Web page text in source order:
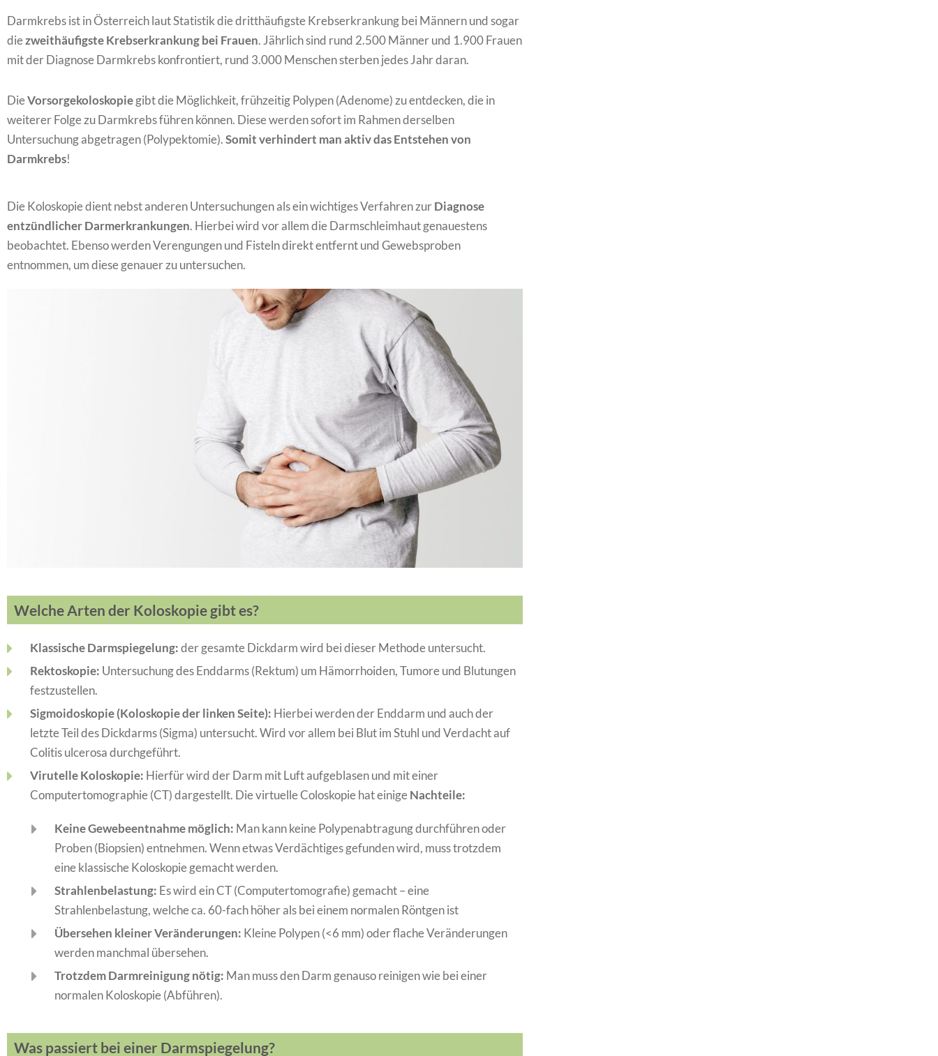
Darmkrebs ist in Österreich laut Statistik die dritthäufigste Krebserkrankung bei Männern und sogar
diezweithäufigste Krebserkrankung bei Frauen. Jährlich sind rund 2.500 Männer und 1.900 Frauen
mit der Diagnose Darmkrebs konfrontiert, rund 3.000 Menschen sterben jedes Jahr daran.
DieVorsorgekoloskopiegibt die Möglichkeit, frühzeitig Polypen (Adenome) zu entdecken, die in
weiterer Folge zu Darmkrebs führen können. Diese werden sofort im Rahmen derselben
Untersuchung abgetragen (Polypektomie).Somit verhindert man aktiv das Entstehen von
Darmkrebs!
Die Koloskopie dient nebst anderen Untersuchungen als ein wichtiges Verfahren zurDiagnose
entzündlicher Darmerkrankungen. Hierbei wird vor allem die Darmschleimhaut genauestens
beobachtet. Ebenso werden Verengungen und Fisteln direkt entfernt und Gewebsproben
entnommen, um diese genauer zu untersuchen.
Welche Arten der Koloskopie gibt es?
Klassische Darmspiegelung:der gesamte Dickdarm wird bei dieser Methode untersucht.
Rektoskopie: Untersuchung des Enddarms (Rektum) um Hämorrhoiden, Tumore und Blutungen
festzustellen.
Sigmoidoskopie (Koloskopie der linken Seite): Hierbei werden der Enddarm und auch der
letzte Teil des Dickdarms (Sigma) untersucht. Wird vor allem bei Blut im Stuhl und Verdacht auf
Colitis ulcerosa durchgeführt.
Virutelle Koloskopie: Hierfür wird der Darm mit Luft aufgeblasen und mit einer
Computertomographie (CT) dargestellt. Die virtuelle Coloskopie hat einigeNachteile:
Keine Gewebeentnahme möglich: Man kann keine Polypenabtragung durchführen oder
Proben (Biopsien) entnehmen. Wenn etwas Verdächtiges gefunden wird, muss trotzdem
eine klassische Koloskopie gemacht werden.
Strahlenbelastung: Es wird ein CT (Computertomografie) gemacht – eine
Strahlenbelastung, welche ca. 60-fach höher als bei einem normalen Röntgen ist
Übersehen kleiner Veränderungen: Kleine Polypen (<6 mm) oder flache Veränderungen
werden manchmal übersehen.
Trotzdem Darmreinigung nötig: Man muss den Darm genauso reinigen wie bei einer
normalen Koloskopie (Abführen).
Was passiert bei einer Darmspiegelung?